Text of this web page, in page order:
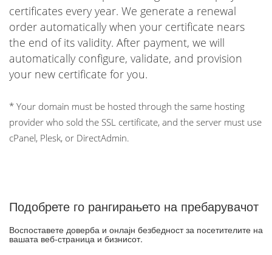
certificates every year. We generate a renewal
order automatically when your certificate nears
the end of its validity. After payment, we will
automatically configure, validate, and provision
your new certificate for you.
* Your domain must be hosted through the same hosting
provider who sold the SSL certificate, and the server must use
cPanel, Plesk, or DirectAdmin.
Подобрете го рангирањето на пребарувачот
Воспоставете доверба и онлајн безбедност за посетителите на
вашата веб-страница и бизнисот.